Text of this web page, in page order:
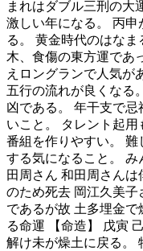
まれはダブル三刑の大
激しい年になる。 丙
る。 黄金時代のはな
木、食傷の東方運であ
えロングランで人気が
五行の流れが良くなる
凶である。 年干支で
いこと。 タレント起
番組を作りやすい。 難
する気になること。
田周さん 和田周さんは
のため死去 岡江久美子
であるが故 土多埋金
る命運 【命造】 戊寅
解け未が燥土に戻る。